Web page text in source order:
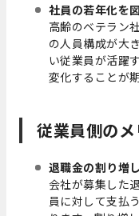
社員の若年化を
高齢のベテラン
の人員構成が大
い従業員が活躍
変化することが
従業員側のメ
退職金の割り増し
会社が募集した
員に対して支払